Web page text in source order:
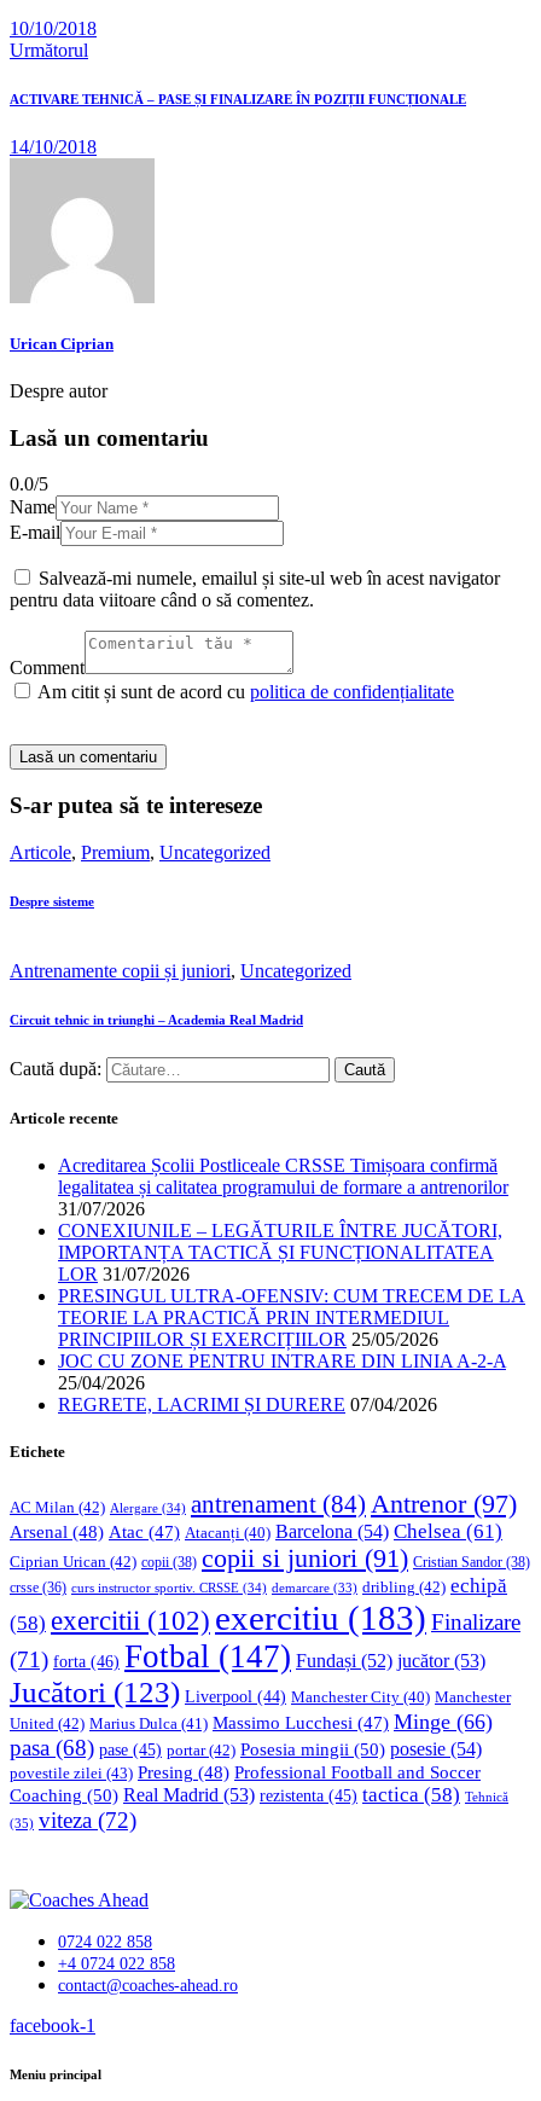
10/10/2018
Următorul
ACTIVARE TEHNICĂ – PASE ȘI FINALIZARE ÎN POZIȚII FUNCȚIONALE
14/10/2018
Urican Ciprian
Despre autor
Lasă un comentariu
0.0/5
Name
E-mail
Salvează-mi numele, emailul și site-ul web în acest navigator
pentru data viitoare când o să comentez.
Comment
Am citit și sunt de acord cu politica de confidențialitate
S-ar putea să te intereseze
Articole, Premium, Uncategorized
Despre sisteme
Antrenamente copii și juniori, Uncategorized
Circuit tehnic in triunghi – Academia Real Madrid
Caută după:
Articole recente
Acreditarea Școlii Postliceale CRSSE Timișoara confirmă
legalitatea și calitatea programului de formare a antrenorilor
31/07/2026
CONEXIUNILE – LEGĂTURILE ÎNTRE JUCĂTORI,
IMPORTANȚA TACTICĂ ȘI FUNCȚIONALITATEA
LOR 31/07/2026
PRESINGUL ULTRA-OFENSIV: CUM TRECEM DE LA
TEORIE LA PRACTICĂ PRIN INTERMEDIUL
PRINCIPIILOR ȘI EXERCIȚIILOR 25/05/2026
JOC CU ZONE PENTRU INTRARE DIN LINIA A-2-A
25/04/2026
REGRETE, LACRIMI ȘI DURERE 07/04/2026
Etichete
AC Milan (42) Alergare (34) antrenament (84) Antrenor(97)
Arsenal (48) Atac (47) Atacanți (40) Barcelona (54) Chelsea (61)
Ciprian Urican (42) copii (38) copii si juniori (91) Cristian Sandor (38)
crsse (36) curs instructor sportiv. CRSSE (34) demarcare (33) dribling (42) echipă
(58) exercitii (102) exercitiu (183) Finalizare
(71) forta (46) Fotbal (147) Fundași (52) jucător(53)
Jucători (123) Liverpool (44) Manchester City (40) Manchester
United (42) Marius Dulca (41) Massimo Lucchesi (47) Minge (66)
pasa (68) pase (45) portar(42) Posesia mingii (50) posesie (54)
povestile zilei (43) Presing (48) Professional Football and Soccer
Coaching (50) Real Madrid (53) rezistenta (45) tactica (58) Tehnică
(35) viteza (72)
0724 022 858
+4 0724 022 858
contact@coaches-ahead.ro
facebook-1
Meniu principal